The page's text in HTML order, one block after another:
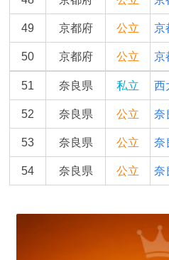
49 京都府 公立 京
50 京都府 公立 京
51 奈良県 私立 西
52 奈良県 公立 奈
53 奈良県 公立 奈
54 奈良県 公立 奈